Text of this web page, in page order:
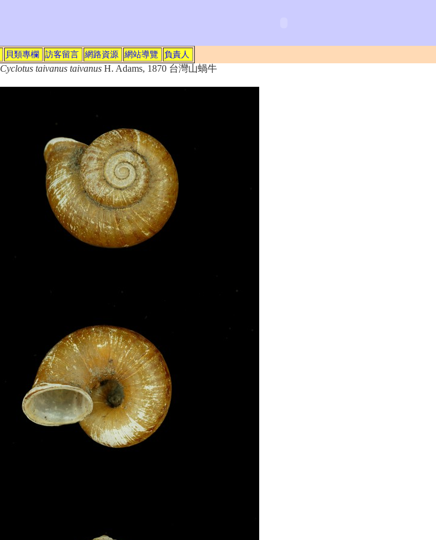
貝類專欄 訪客留言 網路資源 網站導覽 負責人
Cyclotus taivanus taivanusH. Adams, 1870 台灣山蝸牛